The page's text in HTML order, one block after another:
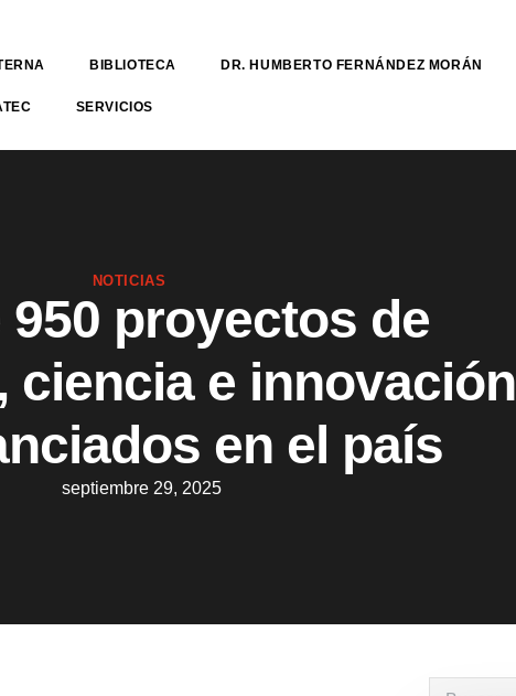
BIBLIOTECA DR. HUMBERTO FERNÁNDEZ MORÁN
SERVICIOS
NOTICIAS
950 proyectos de
ciencia e innovación
en el país
septiembre 29, 2025